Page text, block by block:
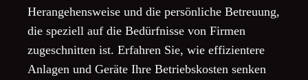
Herangehensweise und die persönliche Betreuung,
die speziell auf die Bedürfnisse von Firmen
zugeschnitten ist. Erfahren Sie, wie effizientere
Anlagen und Geräte Ihre Betriebskosten senken